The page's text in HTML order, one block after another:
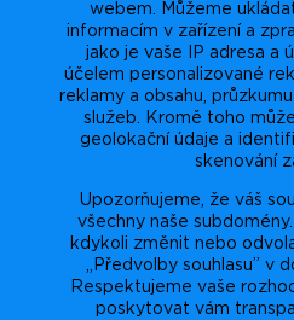
webem. Můžeme
informacím v zařízení a
jako je vaše IP adresa a
účelem personalizované
reklamy a obsahu,
služeb. Kromě toho
geolokační údaje a
skenování
Upozorňujeme, že váš
všechny naše
kdykoli změnit nebo
„Předvolby souhlasu” v
Respektujeme vaše
poskytovat vám